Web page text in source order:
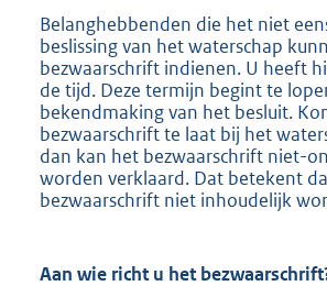
Belanghebbenden die het niet
beslissing van het waterschap
bezwaarschrift indienen. U heeft
de tijd. Deze termijn begint te
bekendmaking van het besluit.
bezwaarschrift te laat bij het
dan kan het bezwaarschrift niet-
worden verklaard. Dat betekent
bezwaarschrift niet inhoudelijk
Aan wie richt u het